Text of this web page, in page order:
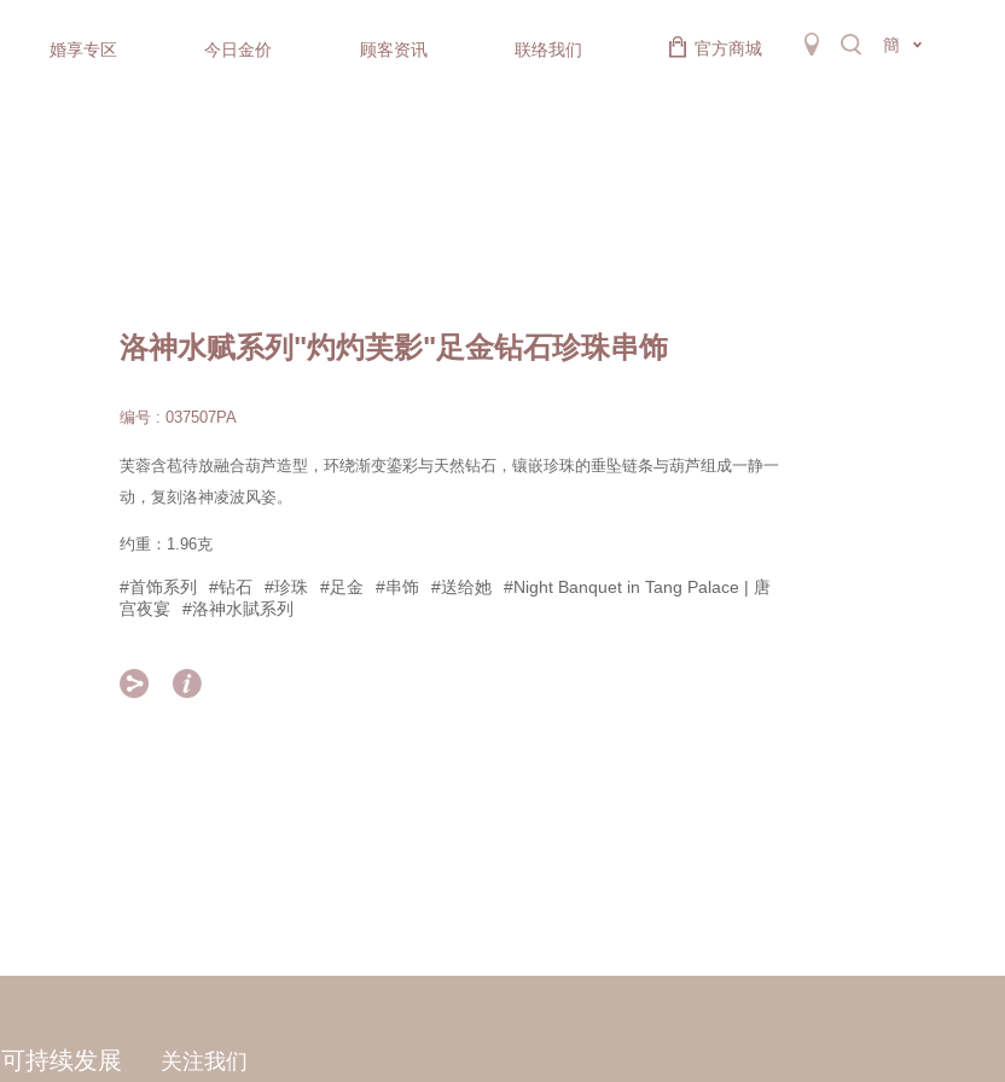
婚享专区 今日金价 顾客资讯 联络我们 官方商城 簡
洛神水赋系列"灼灼芙影"足金钻石珍珠串饰
编号 : 037507PA
芙蓉含苞待放融合葫芦造型，环绕渐变鎏彩与天然钻石，镶嵌珍珠的垂坠链条与葫芦组成一静一
动，复刻洛神凌波风姿。
约重：1.96克
#首饰系列 #钻石 #珍珠 #足金 #串饰 #送给她
#Night Banquet in Tang Palace | 唐
宫夜宴
#洛神水賦系列
 
可持续发展 关注我们